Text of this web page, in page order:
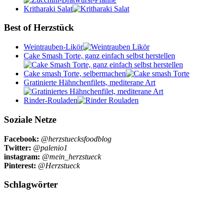
Kritharaki Salat
Best of Herzstück
Weintrauben-Likör
Cake Smash Torte, ganz einfach selbst herstellen
Cake smash Torte, selbermachen
Gratinierte Hähnchenfilets, mediterane Art
Rinder-Rouladen
Soziale Netze
Facebook: @herzstuecksfoodblog
Twitter: @palenio1
instagram: @mein_herzstueck
Pinterest: @Herzstueck
Schlagwörter